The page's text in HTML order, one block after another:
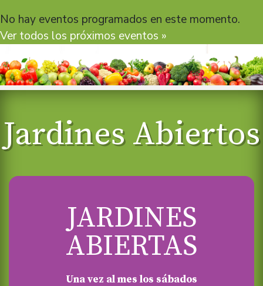
No hay eventos programados en este momento.
Ver todos los próximos eventos »
Jardines Abiertos
JARDINES
ABIERTAS
Una vez al mes los sábados